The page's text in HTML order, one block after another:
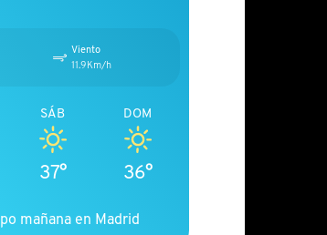
Viento
11.9Km/h
SÁB
37°
DOM
36°
mañana en Madrid